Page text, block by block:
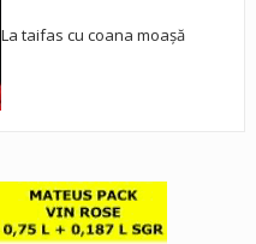
La taifas cu coana moașă